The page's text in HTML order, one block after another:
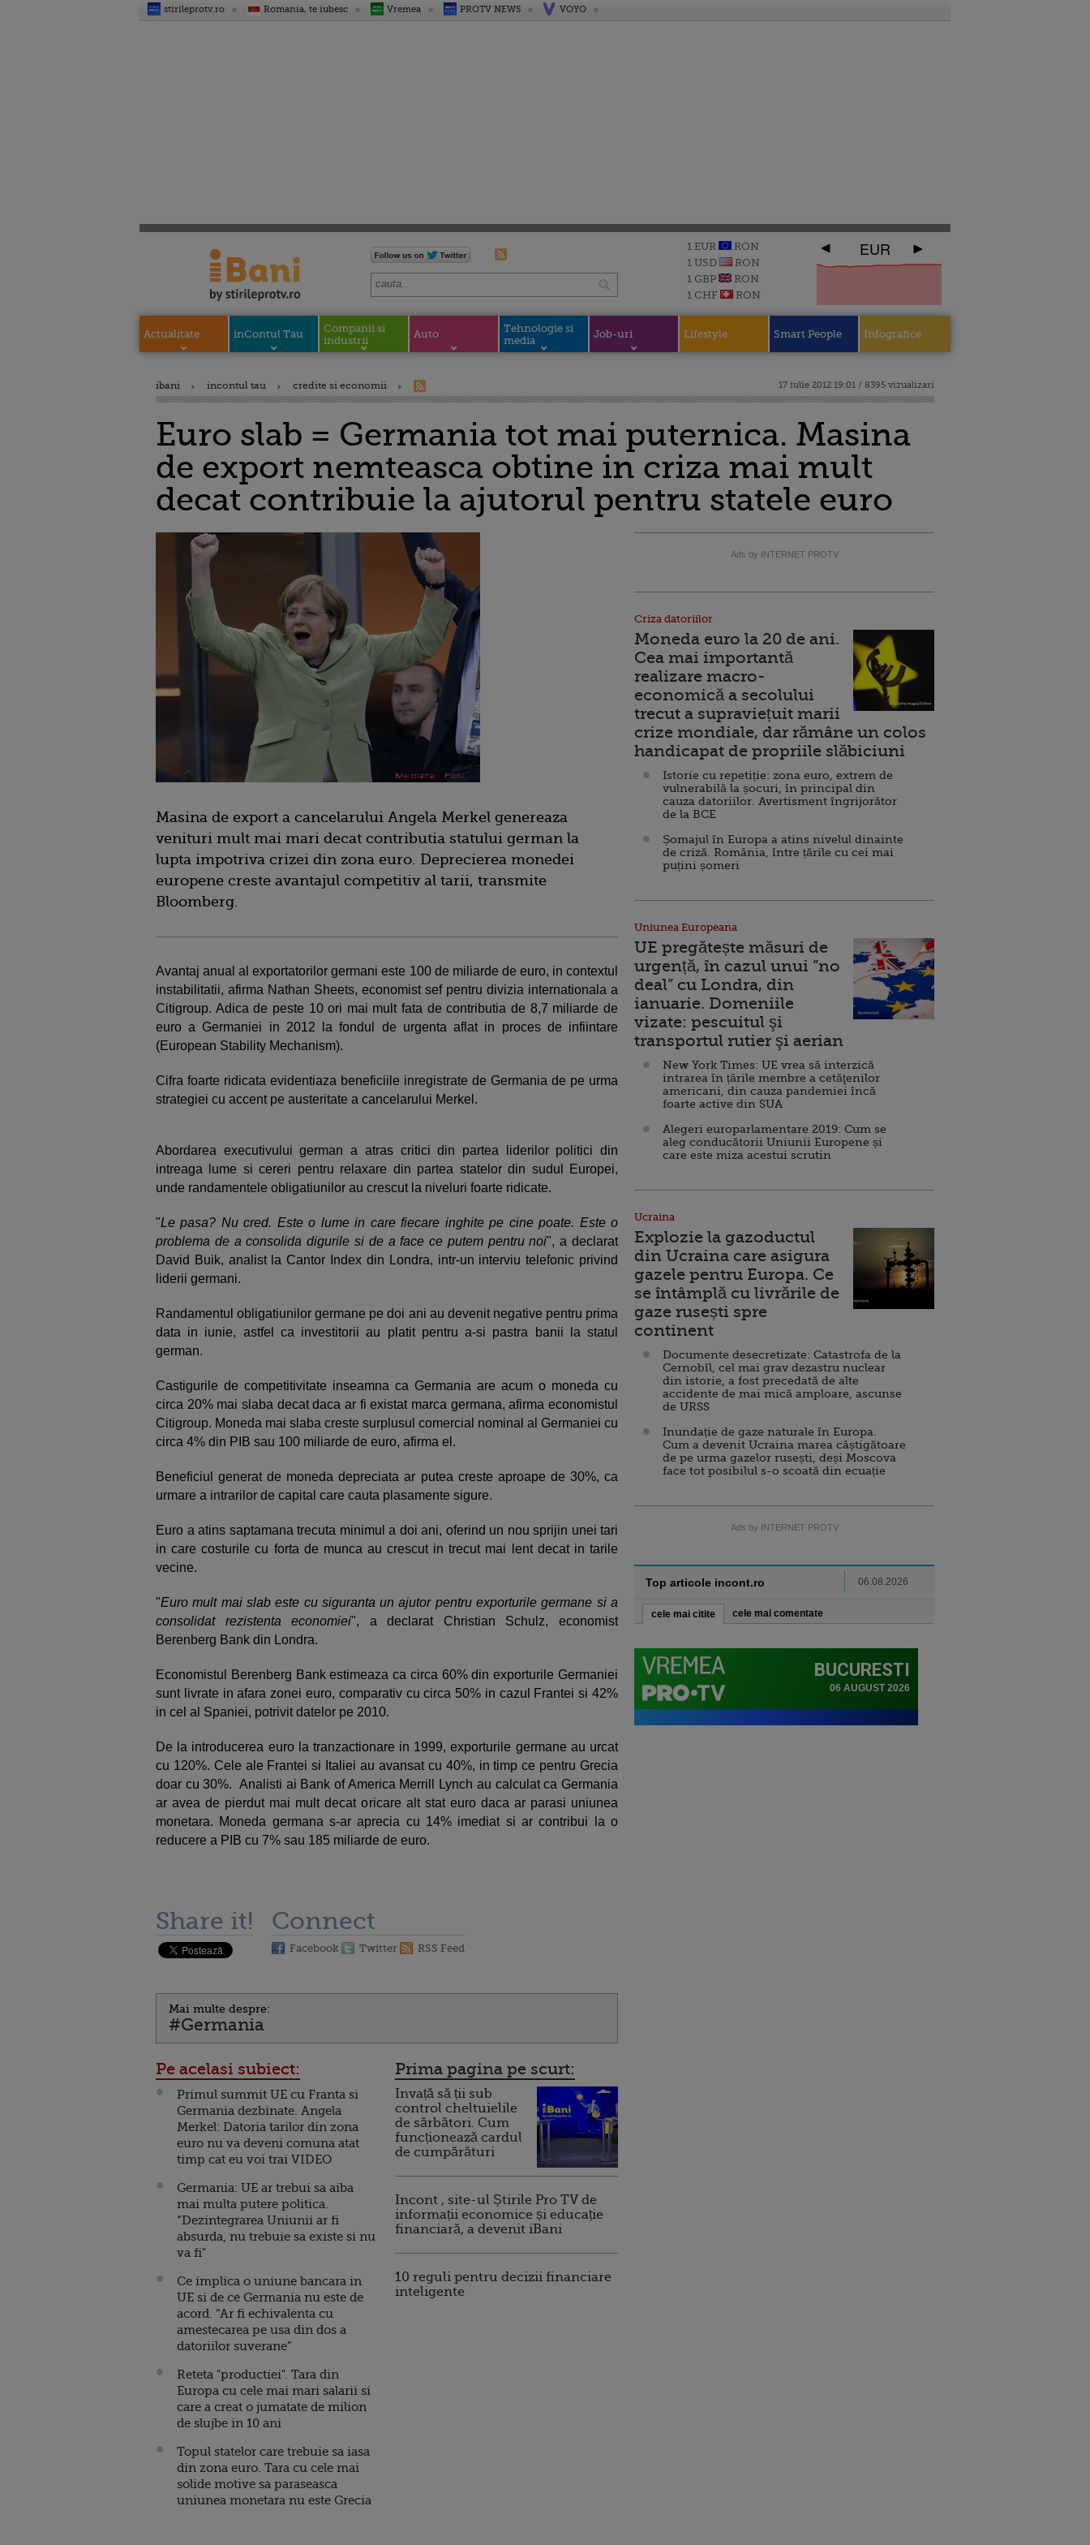
stirileprotv.ro Romania, te iubesc Vremea PROTV NEWS VOYO
1 EUR
RON
1 USD
RON
1 GBP
RON
1 CHF
RON
EUR
Actualitate inContul Tau
Companii si
industrii
Auto
Tehnologie si
media
Job-uri Lifestyle Smart People Infografice
ibani incontul tau credite si economii 17 iulie 2012 19:01 / 8395 vizualizari
Euro slab = Germania tot mai puternica. Masina
de export nemteasca obtine in criza mai mult
decat contribuie la ajutorul pentru statele euro
Masina de export a cancelarului Angela Merkel genereaza
venituri mult mai mari decat contributia statului german la
lupta impotriva crizei din zona euro. Deprecierea monedei
europene creste avantajul competitiv al tarii, transmite
Bloomberg.
Avantaj anual al exportatorilor germani este 100 de miliarde de euro, in contextul
instabilitatii, afirma Nathan Sheets, economist sef pentru divizia internationala a
Citigroup. Adica de peste 10 ori mai mult fata de contributia de 8,7 miliarde de
euro a Germaniei in 2012 la fondul de urgenta aflat in proces de infiintare
(European Stability Mechanism).
Cifra foarte ridicata evidentiaza beneficiile inregistrate de Germania de pe urma
strategiei cu accent pe austeritate a cancelarului Merkel.
Abordarea executivului german a atras critici din partea liderilor politici din
intreaga lume si cereri pentru relaxare din partea statelor din sudul Europei,
unde randamentele obligatiunilor au crescut la niveluri foarte ridicate.
"Le pasa? Nu cred. Este o lume in care fiecare inghite pe cine poate. Este o
problema de a consolida digurile si de a face ce putem pentru noi", a declarat
David Buik, analist la Cantor Index din Londra, intr-un interviu telefonic privind
liderii germani.
Randamentul obligatiunilor germane pe doi ani au devenit negative pentru prima
data in iunie, astfel ca investitorii au platit pentru a-si pastra banii la statul
german.
Castigurile de competitivitate inseamna ca Germania are acum o moneda cu
circa 20% mai slaba decat daca ar fi existat marca germana, afirma economistul
Citigroup. Moneda mai slaba creste surplusul comercial nominal al Germaniei cu
circa 4% din PIB sau 100 miliarde de euro, afirma el.
Beneficiul generat de moneda depreciata ar putea creste aproape de 30%, ca
urmare a intrarilor de capital care cauta plasamente sigure.
Euro a atins saptamana trecuta minimul a doi ani, oferind un nou sprijin unei tari
in care costurile cu forta de munca au crescut in trecut mai lent decat in tarile
vecine.
"Euro mult mai slab este cu siguranta un ajutor pentru exporturile germane si a
consolidat rezistenta economiei", a declarat Christian Schulz, economist
Berenberg Bank din Londra.
Economistul Berenberg Bank estimeaza ca circa 60% din exporturile Germaniei
sunt livrate in afara zonei euro, comparativ cu circa 50% in cazul Frantei si 42%
in cel al Spaniei, potrivit datelor pe 2010.
De la introducerea euro la tranzactionare in 1999, exporturile germane au urcat
cu 120%. Cele ale Frantei si Italiei au avansat cu 40%, in timp ce pentru Grecia
doar cu 30%. Analisti ai Bank of America Merrill Lynch au calculat ca Germania
ar avea de pierdut mai mult decat oricare alt stat euro daca ar parasi uniunea
monetara. Moneda germana s-ar aprecia cu 14% imediat si ar contribui la o
reducere a PIB cu 7% sau 185 miliarde de euro.
Share it! Connect
Facebook Twitter RSS Feed
Mai multe despre:
#Germania
Pe acelasi subiect:
Primul summit UE cu Franta si
Germania dezbinate. Angela
Merkel: Datoria tarilor din zona
euro nu va deveni comuna atat
timp cat eu voi trai VIDEO
Germania: UE ar trebui sa aiba
mai multa putere politica.
“Dezintegrarea Uniunii ar fi
absurda, nu trebuie sa existe si nu
va fi"
Ce implica o uniune bancara in
UE si de ce Germania nu este de
acord. “Ar fi echivalenta cu
amestecarea pe usa din dos a
datoriilor suverane”
Reteta "productiei". Tara din
Europa cu cele mai mari salarii si
care a creat o jumatate de milion
de slujbe in 10 ani
Topul statelor care trebuie sa iasa
din zona euro. Tara cu cele mai
solide motive sa paraseasca
uniunea monetara nu este Grecia
Prima pagina pe scurt:
Invață să ții sub
control cheltuielile
de sărbători. Cum
funcționează cardul
de cumpărături
Incont , site-ul Știrile Pro TV de
informații economice și educație
financiară, a devenit iBani
10 reguli pentru decizii financiare
inteligente
Ads by INTERNET PROTV
Criza datoriilor
Moneda euro la 20 de ani.
Cea mai importantă
realizare macro-
economică a secolului
trecut a supraviețuit marii
crize mondiale, dar rămâne un colos
handicapat de propriile slăbiciuni
Istorie cu repetiție: zona euro, extrem de
vulnerabilă la șocuri, în principal din
cauza datoriilor. Avertisment îngrijorător
de la BCE
Șomajul în Europa a atins nivelul dinainte
de criză. România, între țările cu cei mai
puțini șomeri
Uniunea Europeana
UE pregătește măsuri de
urgență, în cazul unui ”no
deal” cu Londra, din
ianuarie. Domeniile
vizate: pescuitul şi
transportul rutier şi aerian
New York Times: UE vrea să interzică
intrarea în țările membre a cetăţenilor
americani, din cauza pandemiei încă
foarte active din SUA
Alegeri europarlamentare 2019: Cum se
aleg conducătorii Uniunii Europene și
care este miza acestui scrutin
Ucraina
Explozie la gazoductul
din Ucraina care asigura
gazele pentru Europa. Ce
se întâmplă cu livrările de
gaze rusești spre
continent
Documente desecretizate: Catastrofa de la
Cernobîl, cel mai grav dezastru nuclear
din istorie, a fost precedată de alte
accidente de mai mică amploare, ascunse
de URSS
Inundație de gaze naturale în Europa.
Cum a devenit Ucraina marea câștigătoare
de pe urma gazelor rusești, deși Moscova
face tot posibilul s-o scoată din ecuație
Ads by INTERNET PROTV
Top articole incont.ro 06.08.2026
cele mai citite cele mai comentate